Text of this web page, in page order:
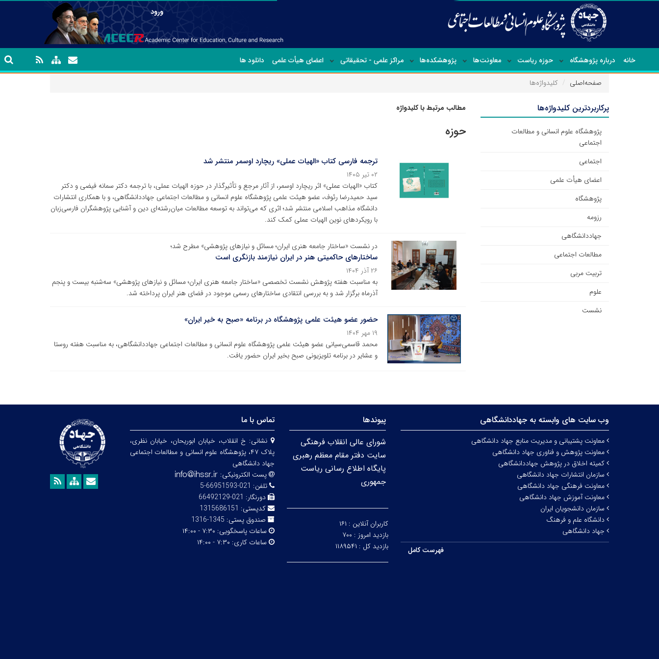
ورود
خانه درباره پژوهشگاه حوزه ریاست معاونت‌ها پژوهشکده‌ها مراکز علمی - تحقیقاتی اعضای هیأت علمی دانلود ها
صفحه‌اصلی کلیدواژه‌ها
مطالب مرتبط با کلیدواژه
حوزه
ترجمه فارسی کتاب «الهیات عملی» ریچارد اوسمر منتشر شد
۰۲ تیر ۱۴۰۵
کتاب «الهیات عملی» اثر ریچارد اوسمر، از آثار مرجع و تأثیرگذار در حوزه الهیات عملی، با ترجمه دکتر سمانه فیضی و دکتر
سید حمیدرضا رئوف، عضو هیئت علمی پژوهشگاه علوم انسانی و مطالعات اجتماعی جهاددانشگاهی، و با همکاری انتشارات
دانشگاه مذاهب اسلامی منتشر شد؛ اثری که می‌تواند به توسعه مطالعات میان‌رشته‌ای دین و آشنایی پژوهشگران فارسی‌زبان
با رویکردهای نوین الهیات عملی کمک کند.
در نشست «ساختار جامعه هنری ایران؛ مسائل و نیازهای پژوهشی» مطرح شد؛
ساختارهای حاکمیتی هنر در ایران نیازمند بازنگری است
۲۶ آذر ۱۴۰۴
به مناسبت هفته پژوهش نشست تخصصی «ساختار جامعه هنری ایران؛ مسائل و نیازهای پژوهشی» سه‌شنبه بیست و پنجم
آذرماه برگزار شد و به بررسی انتقادی ساختارهای رسمی موجود در فضای هنر ایران پرداخته شد.
حضور عضو هیئت علمی پژوهشگاه در برنامه «صبح به خیر ایران»
۱۹ مهر ۱۴۰۴
محمد قاسمی‌سیانی عضو هیئت علمی پژوهشگاه علوم انسانی و مطالعات اجتماعی جهاددانشگاهی، به مناسبت هفته روستا
و عشایر در برنامه تلویزیونی صبح بخیر ایران حضور یافت.
پرکاربردترین کلیدواژه‌ها
پژوهشگاه علوم انسانی و مطالعات
اجتماعی
اجتماعی
اعضای هیأت علمی
پژوهشگاه
رزومه
جهاددانشگاهی
مطالعات اجتماعی
تربیت مربی
علوم
نشست
وب سایت های وابسته به جهاددانشگاهی
معاونت پشتیبانی و مدیریت منابع جهاد دانشگاهی
معاونت پژوهش و فناوری جهاد دانشگاهی
کمیته اخلاق در پژوهش جهاددانشگاهی
سازمان انتشارات جهاد دانشگاهی
معاونت فرهنگی جهاد دانشگاهی
معاونت آموزش جهاد دانشگاهی
سازمان دانشجویان ایران
دانشگاه علم و فرهنگ
جهاد دانشگاهی
فهرست کامل
پیوندها
شورای عالی انقلاب فرهنگی
سایت دفتر مقام معظم رهبری
پایگاه اطلاع رسانی ریاست
جمهوری
کاربران آنلاین : ۱۶۱
بازدید امروز : ۷۰۰
بازدید کل : ۱۱۸۹۵۴۱
تماس با ما
نشانی: خ انقلاب، خیابان ابوریحان، خیابان نظری،
پلاک ۴۷، پژوهشگاه علوم انسانی و مطالعات اجتماعی
جهاد دانشگاهی
پست الکترونیکی:
تلفن: 021-66951593-5
دورنگار: 021-66492129
کدپستی: 1315686151
صندوق پستی: 1345-1316
ساعات پاسخگویی: ۷:۳۰ - ۱۴:۰۰
ساعات کاری: ۷:۳۰ - ۱۴:۰۰